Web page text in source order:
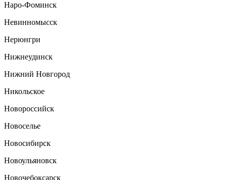
Наро-Фоминск
Невинномысск
Нерюнгри
Нижнеудинск
Нижний Новгород
Никольское
Новороссийск
Новоселье
Новосибирск
Новоульяновск
Новочебоксарск